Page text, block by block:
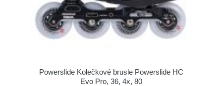
Powerslide Kolečkové brusle Powerslide HC
Evo Pro, 36, 4x, 80